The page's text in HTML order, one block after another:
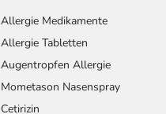
Allergie Medikamente
Allergie Tabletten
Augentropfen Allergie
Mometason Nasenspray
Cetirizin